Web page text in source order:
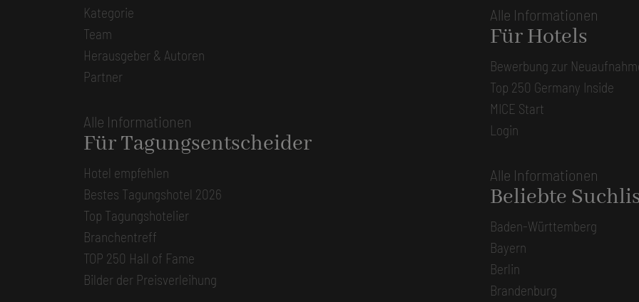
Kategorie
Team
Herausgeber & Autoren
Partner
Alle Informationen
Für Tagungsentscheider
Hotel empfehlen
Bestes Tagungshotel 2026
Top Tagungshotelier
Branchentreff
TOP 250 Hall of Fame
Bilder der Preisverleihung
Alle Informationen
Für Hotels
Bewerbung zur
Top 250 Germany Inside
MICE Start
Login
Alle Informationen
Beliebte
Baden-Württemberg
Bayern
Berlin
Brandenburg